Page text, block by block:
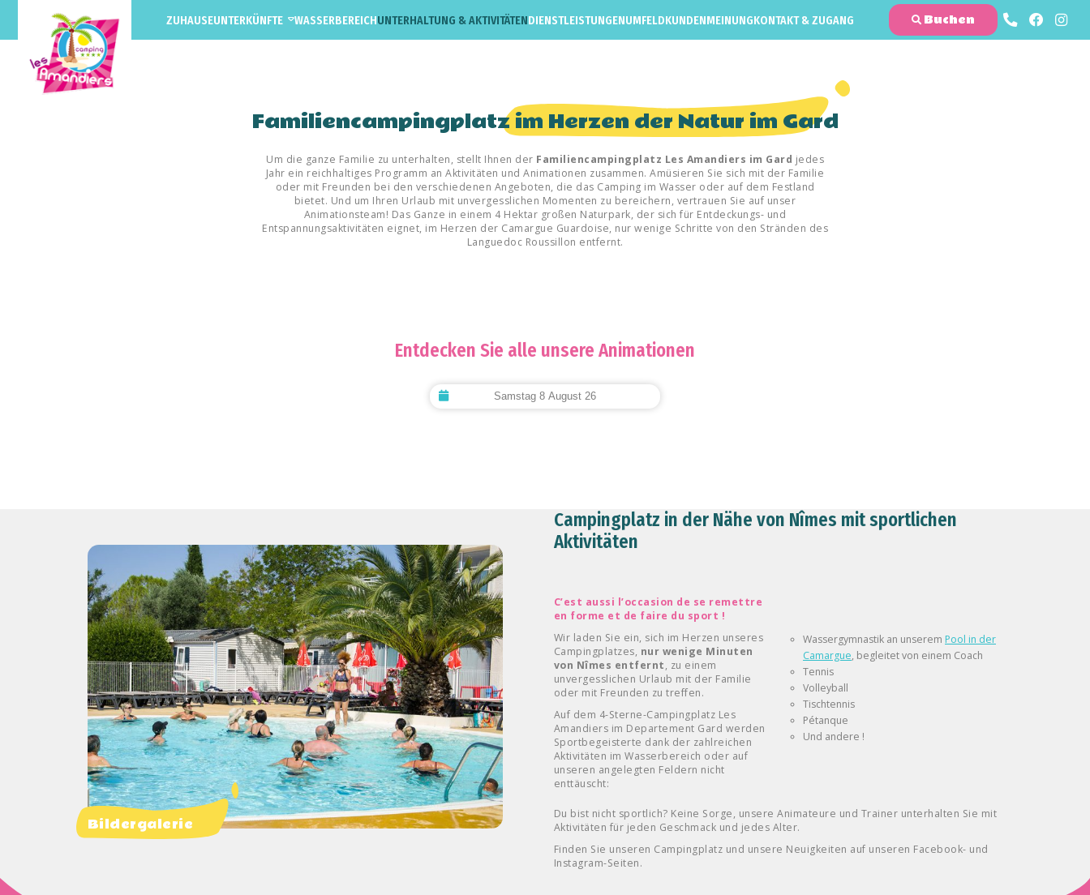
ZUHAUSEUNTERKÜNFTE WASSERBEREICHUNTERHALTUNG & AKTIVITÄTENDIENSTLEISTUNGENUMFELDKUNDENMEINUNGKONTAKT & ZUGANG Buchen
Familiencampingplatzim Herzen der Natur im Gard
Um die ganze Familie zu unterhalten, stellt Ihnen der Familiencampingplatz Les Amandiers im Gard jedes
Jahr ein reichhaltiges Programm an Aktivitäten und Animationen zusammen. Amüsieren Sie sich mit der Familie
oder mit Freunden bei den verschiedenen Angeboten, die das Camping im Wasser oder auf dem Festland
bietet. Und um Ihren Urlaub mit unvergesslichen Momenten zu bereichern, vertrauen Sie auf unser
Animationsteam! Das Ganze in einem 4 Hektar großen Naturpark, der sich für Entdeckungs- und
Entspannungsaktivitäten eignet, im Herzen der Camargue Guardoise, nur wenige Schritte von den Stränden des
Languedoc Roussillon entfernt.
Entdecken Sie alle unsere Animationen
Bildergalerie
Campingplatz in der Nähe von Nîmes mitsportlichen
Aktivitäten
C’est aussi l’occasion de se remettre
en forme et de faire du sport !
Wir laden Sie ein, sich im Herzen unseres
Campingplatzes, nur wenige Minuten
von Nîmes entfernt, zu einem
unvergesslichen Urlaub mit der Familie
oder mit Freunden zu treffen.
Auf dem 4-Sterne-Campingplatz Les
Amandiers im Departement Gard werden
Sportbegeisterte dank der zahlreichen
Aktivitäten im Wasserbereich oder auf
unseren angelegten Feldern nicht
enttäuscht:
Wassergymnastik an unserem Pool in der
Camargue, begleitet von einem Coach
Tennis
Volleyball
Tischtennis
Pétanque
Und andere !
Du bist nicht sportlich? Keine Sorge, unsere Animateure und Trainer unterhalten Sie mit
Aktivitäten für jeden Geschmack und jedes Alter.
Finden Sie unseren Campingplatz und unsere Neuigkeiten auf unseren Facebook- und
Instagram-Seiten.